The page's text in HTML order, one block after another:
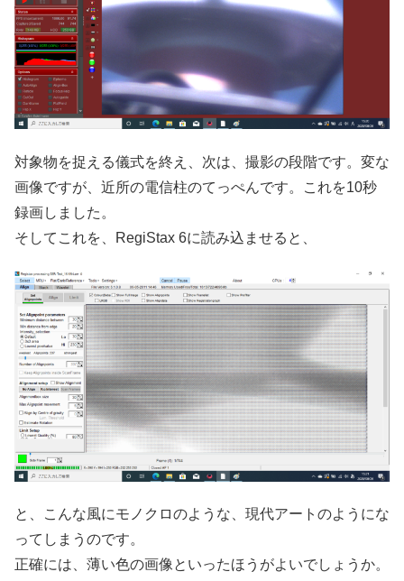
対象物を捉える儀式を終え、次は、撮影の段階です。変な
画像ですが、近所の電信柱のてっぺんです。これを10秒
録画しました。
そしてこれを、RegiStax 6に読み込ませると、
と、こんな風にモノクロのような、現代アートのようにな
ってしまうのです。
正確には、薄い色の画像といったほうがよいでしょうか。